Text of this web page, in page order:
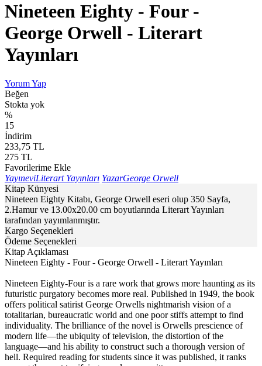
Nineteen Eighty - Four -
George Orwell - Literart
Yayınları
Yorum Yap
Beğen
Stokta yok
%
15
İndirim
233,75 TL
275 TL
Favorilerime Ekle
YayıneviLiterart Yayınları YazarGeorge Orwell
Kitap Künyesi
Nineteen Eighty Kitabı, George Orwell eseri olup 350 Sayfa,
2.Hamur ve 13.00x20.00 cm boyutlarında Literart Yayınları
tarafından yayımlanmıştır.
Kargo Seçenekleri
Ödeme Seçenekleri
Kitap Açıklaması
Nineteen Eighty - Four - George Orwell - Literart Yayınları
Nineteen Eighty-Four is a rare work that grows more haunting as its
futuristic purgatory becomes more real. Published in 1949, the book
offers political satirist George Orwells nightmarish vision of a
totalitarian, bureaucratic world and one poor stiffs attempt to find
individuality. The brilliance of the novel is Orwells prescience of
modern life—the ubiquity of television, the distortion of the
language—and his ability to construct such a thorough version of
hell. Required reading for students since it was published, it ranks